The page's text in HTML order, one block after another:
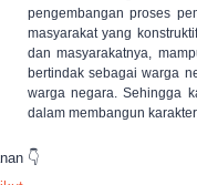
pengembangan proses
masyarakat yang
dan masyarakatnya,
bertindak sebagai warga
warga negara. Sehingga
dalam membangun
👇